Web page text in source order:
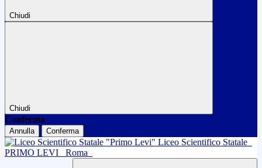
Chiudi
Chiudi
Conferma
Annulla Conferma
Liceo Scientifico Statale
PRIMO LEVI
Roma